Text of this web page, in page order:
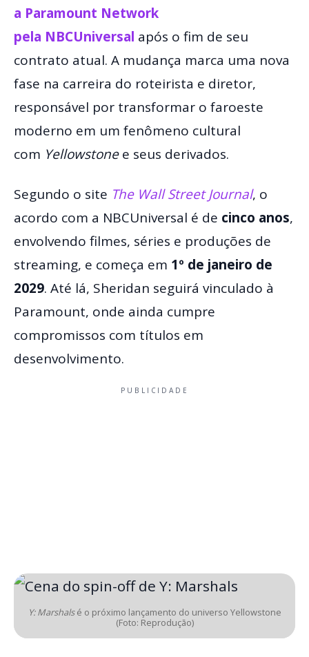
a Paramount Network
pela NBCUniversal após o fim de seu
contrato atual. A mudança marca uma nova
fase na carreira do roteirista e diretor,
responsável por transformar o faroeste
moderno em um fenômeno cultural
com Yellowstonee seus derivados.
Segundo o site The Wall Street Journal, o
acordo com a NBCUniversal é de cinco anos,
envolvendo filmes, séries e produções de
streaming, e começa em 1º de janeiro de
2029. Até lá, Sheridan seguirá vinculado à
Paramount, onde ainda cumpre
compromissos com títulos em
desenvolvimento.
PUBLICIDADE
Y: Marshalsé o próximo lançamento do universo Yellowstone
(Foto: Reprodução)